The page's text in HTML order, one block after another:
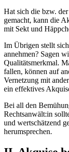
Hat sich die bzw.
gemacht, kann die
mit Sekt und
Im Übrigen stellt
annehmen? Sagen
Qualitätsmerkmal.
fallen, können auf
Vernetzung mit
ein effektives
Bei all den
Rechtsanwält:in
und wertschätzend
herumsprechen.